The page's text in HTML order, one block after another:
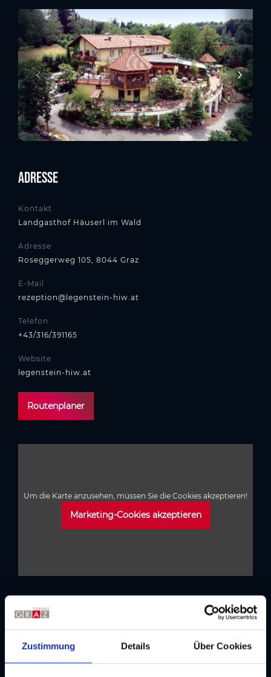
Zustimmung Details Über Cookies
Adresse
Kontakt
Landgasthof Häuserl im Wald
Adresse
Roseggerweg 105, 8044 Graz
E-Mail
rezeption@legenstein-hiw.at
Telefon
+43/316/391165
Website
legenstein-hiw.at
Routenplaner
Um die Karte anzusehen, müssen Sie die Cookies akzeptieren!
Marketing-Cookies akzeptieren
für Ihren Aufenthalt in Graz